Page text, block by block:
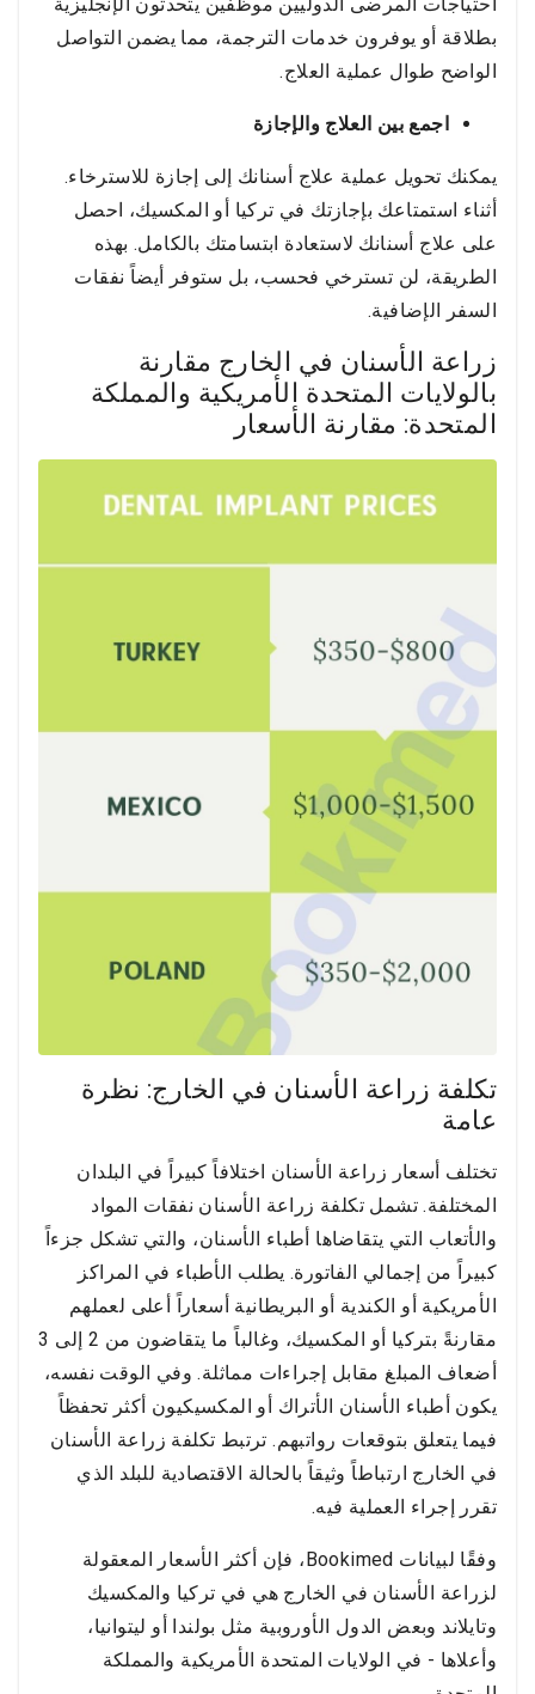
احتياجات المرضى الدوليين موظفين يتحدثون الإنجليزية
بطلاقة أو يوفرون خدمات الترجمة، مما يضمن التواصل
الواضح طوال عملية العلاج.
اجمع بين العلاج والإجازة
يمكنك تحويل عملية علاج أسنانك إلى إجازة للاسترخاء.
أثناء استمتاعك بإجازتك في تركيا أو المكسيك، احصل
على علاج أسنانك لاستعادة ابتسامتك بالكامل. بهذه
الطريقة، لن تسترخي فحسب، بل ستوفر أيضاً نفقات
السفر الإضافية.
زراعة الأسنان في الخارج مقارنة
بالولايات المتحدة الأمريكية والمملكة
المتحدة: مقارنة الأسعار
تكلفة زراعة الأسنان في الخارج: نظرة
عامة
تختلف أسعار زراعة الأسنان اختلافاً كبيراً في البلدان
المختلفة. تشمل تكلفة زراعة الأسنان نفقات المواد
والأتعاب التي يتقاضاها أطباء الأسنان، والتي تشكل جزءاً
كبيراً من إجمالي الفاتورة. يطلب الأطباء في المراكز
الأمريكية أو الكندية أو البريطانية أسعاراً أعلى لعملهم
مقارنةً بتركيا أو المكسيك، وغالباً ما يتقاضون من 2 إلى 3
أضعاف المبلغ مقابل إجراءات مماثلة. وفي الوقت نفسه،
يكون أطباء الأسنان الأتراك أو المكسيكيون أكثر تحفظاً
فيما يتعلق بتوقعات رواتبهم. ترتبط تكلفة زراعة الأسنان
في الخارج ارتباطاً وثيقاً بالحالة الاقتصادية للبلد الذي
تقرر إجراء العملية فيه.
وفقًا لبيانات Bookimed، فإن أكثر الأسعار المعقولة
لزراعة الأسنان في الخارج هي في تركيا والمكسيك
وتايلاند وبعض الدول الأوروبية مثل بولندا أو ليتوانيا،
وأعلاها - في الولايات المتحدة الأمريكية والمملكة